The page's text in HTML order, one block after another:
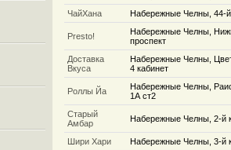
ЧайХана
Набережные Челны, 44-
Presto!
Набережные Челны,
проспект
Доставка
Вкуса
Набережные Челны,
4 кабинет
Роллы Йа
Набережные Челны,
1А ст2
Старый
Амбар
Набережные Челны, 2-й
Шири Хари Набережные Челны, 3-й